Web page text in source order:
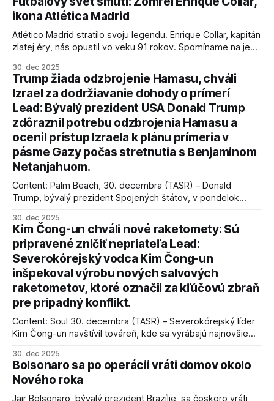
ikona Atlética Madrid
Atlético Madrid stratilo svoju legendu. Enrique Collar, kapitán
zlatej éry, nás opustil vo veku 91 rokov. Spomíname na jeho
30. dec 2025
Trump žiada odzbrojenie Hamasu, chváli
Izrael za dodržiavanie dohody o prímerí
Lead: Bývalý prezident USA Donald Trump
zdôraznil potrebu odzbrojenia Hamasu a
ocenil prístup Izraela k plánu prímeria v
pásme Gazy počas stretnutia s Benjaminom
Netanjahuom.
Content: Palm Beach, 30. decembra (TASR) – Donald
Trump, bývalý prezident Spojených štátov, v pondelok
kľúčové pre úspešné dosiahnutie prímeria v Gaze. Agentúra
AFP informuje, že Trump vyjadril presvedčenie, že Izrael plní
podmienky dohody o prí
30. dec 2025
Kim Čong-un chváli nové raketomety: Sú
pripravené zničiť nepriateľa Lead:
Severokórejský vodca Kim Čong-un
inšpekoval výrobu nových salvových
raketometov, ktoré označil za kľúčovú zbraň
pre prípadný konflikt.
Content: Soul 30. decembra (TASR) – Severokórejský líder
Kim Čong-un navštívil továreň, kde sa vyrábajú najnovšie
schopnosti. Informovali o tom štátne médiá KĽDR, na ktoré
sa odvoláva agentúra AFP.
30. dec 2025
Bolsonaro sa po operácii vráti domov okolo
Nového roka
Jair Bolsonaro, bývalý prezident Brazílie, sa čoskoro vráti